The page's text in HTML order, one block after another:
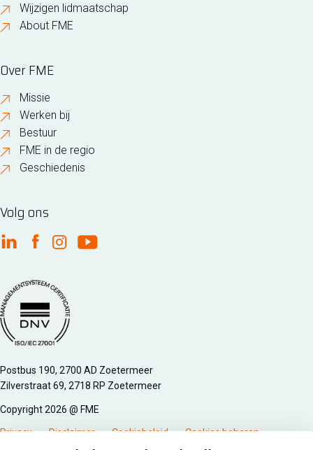
Wijzigen lidmaatschap
About FME
Over FME
Missie
Werken bij
Bestuur
FME in de regio
Geschiedenis
Volg ons
FME Linkedin
FME Facebook
FME Instagram
FME Youtube
Managementsyteem certificatie DNV iso/iec 27001
Postbus 190, 2700 AD Zoetermeer
Zilverstraat 69, 2718 RP Zoetermeer
Copyright 2026 @ FME
Privacy Disclaimer Cookiebeleid Cookies beheren